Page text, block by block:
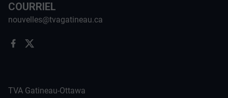
COURRIEL
nouvelles@tvagatineau.ca
TVA Gatineau-Ottawa